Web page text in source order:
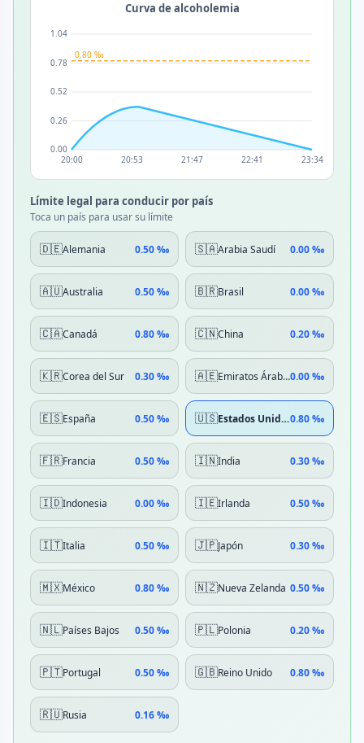
Curva de alcoholemia
Límite legal para conducir por país
Toca un país para usar su límite
🇩🇪Alemania 0.50 ‰ 🇸🇦Arabia Saudí 0.00 ‰
🇦🇺Australia 0.50 ‰ 🇧🇷Brasil 0.00 ‰
🇨🇦Canadá 0.80 ‰ 🇨🇳China 0.20 ‰
🇰🇷Corea del Sur 0.30 ‰ 🇦🇪Emiratos Árabes Unidos
0.00 ‰
🇪🇸España 0.50 ‰ 🇺🇸Estados Unidos0.80 ‰
🇫🇷Francia 0.50 ‰ 🇮🇳India 0.30 ‰
🇮🇩Indonesia 0.00 ‰ 🇮🇪Irlanda 0.50 ‰
🇮🇹Italia 0.50 ‰ 🇯🇵Japón 0.30 ‰
🇲🇽México 0.80 ‰ 🇳🇿Nueva Zelanda 0.50 ‰
🇳🇱Países Bajos 0.50 ‰ 🇵🇱Polonia 0.20 ‰
🇵🇹Portugal 0.50 ‰ 🇬🇧Reino Unido 0.80 ‰
🇷🇺Rusia 0.16 ‰